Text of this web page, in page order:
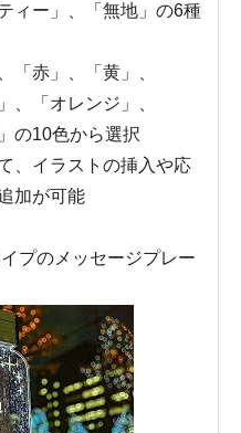
ィー」、「無地」の6種
「赤」、「黄」、
、「オレンジ」、
の10色から選択
、イラストの挿入や応
加が可能
プのメッセージプレー